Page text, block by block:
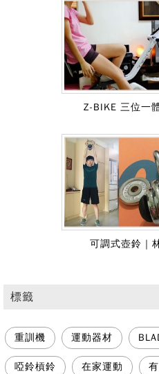
Z-BIKE 三位一
可調式壺鈴｜
標籤
重訓機 運動器材
啞鈴槓鈴 在家運動